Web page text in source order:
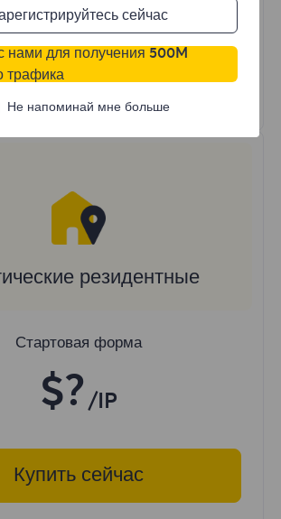
страна
резидентский
Узнать больше
резидентные
Стартовая форма
$? /IP
Купить сейчас
сейчас
нами для получения 500M
трафика
Не напоминай мне больше